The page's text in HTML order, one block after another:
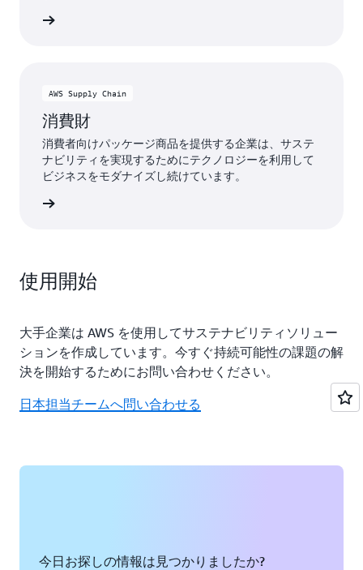
AWS Supply Chain
消費財
消費者向けパッケージ商品を提供する企業は、サステ
ナビリティを実現するためにテクノロジーを利用して
ビジネスをモダナイズし続けています。
使用開始
大手企業は AWS を使用してサステナビリティソリュー
ションを作成しています。今すぐ持続可能性の課題の解
決を開始するためにお問い合わせください。
日本担当チームへ問い合わせる
今日お探しの情報は見つかりましたか?